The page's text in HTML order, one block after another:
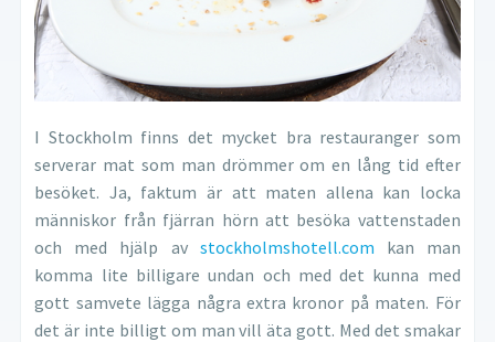
I Stockholm finns det mycket bra restauranger som
serverar mat som man drömmer om en lång tid efter
besöket. Ja, faktum är att maten allena kan locka
människor från fjärran hörn att besöka vattenstaden
och med hjälp av stockholmshotell.com kan man
komma lite billigare undan och med det kunna med
gott samvete lägga några extra kronor på maten. För
det är inte billigt om man vill äta gott. Med det smakar